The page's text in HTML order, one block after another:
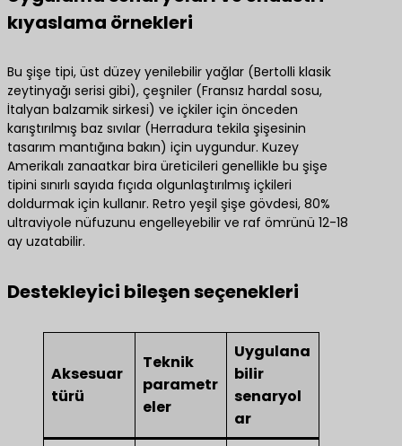
kıyaslama örnekleri
Bu şişe tipi, üst düzey yenilebilir yağlar (Bertolli klasik
zeytinyağı serisi gibi), çeşniler (Fransız hardal sosu,
İtalyan balzamik sirkesi) ve içkiler için önceden
karıştırılmış baz sıvılar (Herradura tekila şişesinin
tasarım mantığına bakın) için uygundur. Kuzey
Amerikalı zanaatkar bira üreticileri genellikle bu şişe
tipini sınırlı sayıda fıçıda olgunlaştırılmış içkileri
doldurmak için kullanır. Retro yeşil şişe gövdesi, 80%
ultraviyole nüfuzunu engelleyebilir ve raf ömrünü 12-18
ay uzatabilir.
Destekleyici bileşen seçenekleri
Aksesuar
türü
Teknik
parametr
eler
Uygulana
bilir
senaryol
ar